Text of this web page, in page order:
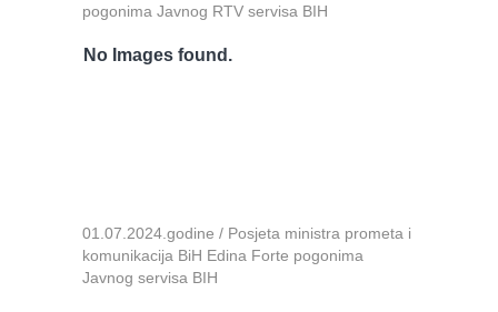
pogonima Javnog RTV servisa BIH
No Images found.
01.07.2024.godine / Posjeta ministra prometa i
komunikacija BiH Edina Forte pogonima
Javnog servisa BIH